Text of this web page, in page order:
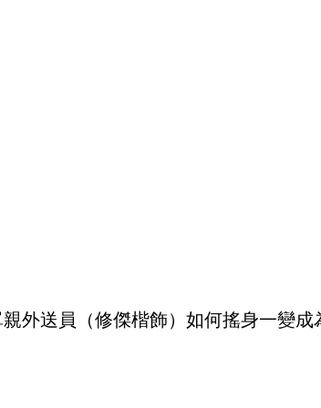
外送員（修傑楷飾）如何搖身一變成